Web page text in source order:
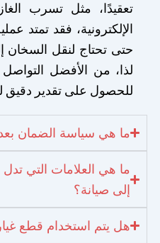
تعقيدًا، مثل تسرب
الإلكترونية، فقد تمتد
حتى تحتاج لنقل السخان
لذا، من الأفضل
للحصول على تقدير دقيق
ما هي سياسة الضمان بعد
ما هي العلامات التي
إلى صيانة؟
هل يتم استخدام قطع